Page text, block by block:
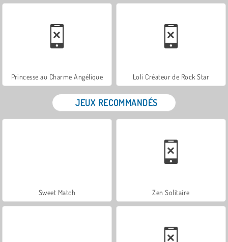
Princesse au Charme Angélique Loli Créateur de Rock Star
JEUX RECOMMANDÉS
Sweet Match Zen Solitaire